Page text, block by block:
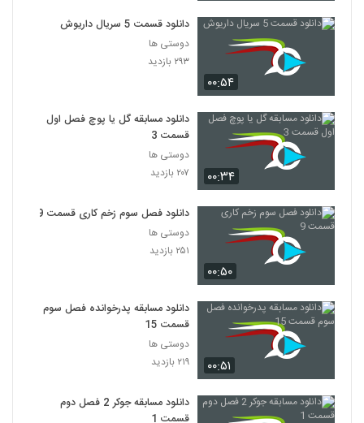
۰۰:۵۴
دانلود قسمت 5 سریال داریوش
دوستی ها
۲۹۳ بازدید
۰۰:۳۴
دانلود مسابقه گل یا پوچ فصل اول
قسمت 3
دوستی ها
۲۰۷ بازدید
۰۰:۵۰
دانلود فصل سوم زخم کاری قسمت 9
دوستی ها
۲۵۱ بازدید
۰۰:۵۱
دانلود مسابقه پدرخوانده فصل سوم
قسمت 15
دوستی ها
۲۱۹ بازدید
دانلود مسابقه جوکر 2 فصل دوم
قسمت 1